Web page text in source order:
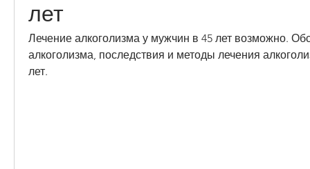
лет
Лечение алкоголизма у мужчин в 45 лет возможно.
алкоголизма, последствия и методы лечения
лет.